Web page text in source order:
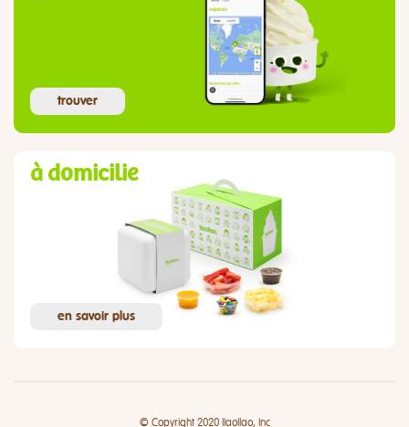
trouver
à domicilie
en savoir plus
© Copyright 2020 llaollao, Inc